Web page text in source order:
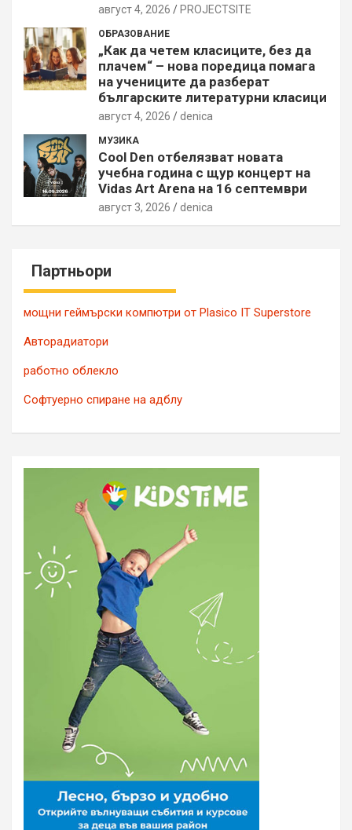
август 4, 2026 PROJECTSITЕ
ОБРАЗОВАНИЕ
„Как да четем класиците, без да
плачем“ – нова поредица помага
на учениците да разберат
българските литературни класици
август 4, 2026 denica
МУЗИКА
Cool Den отбелязват новата
учебна година с щур концерт на
Vidas Art Arena на 16 септември
август 3, 2026 denica
Партньори
мощни геймърски компютри от Plasico IT Superstore
Авторадиатори
работно облекло
Софтуерно спиране на адблу